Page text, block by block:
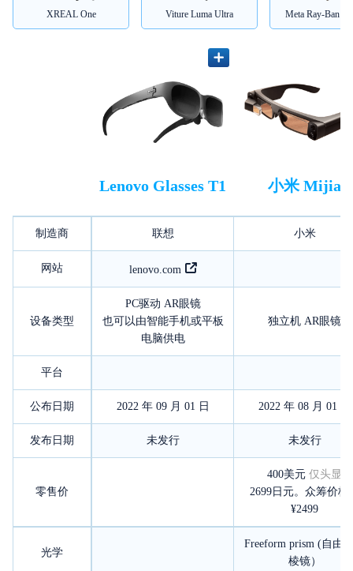
XREAL One Viture Luma Ultra Meta Ray-Ban
Lenovo Glasses T1 小米 Mijia
制造商 联想 小米
网站 lenovo.com
设备类型
PC驱动 AR眼镜
也可以由智能手机或平板
电脑供电
独立机 AR眼镜
平台
公布日期 2022 年 09 月 01 日 2022 年 08 月 01 日
发布日期 未发行 未发行
零售价
400美元 仅头显
2699日元。众筹价格
¥2499
光学
Freeform prism (自由
棱镜）